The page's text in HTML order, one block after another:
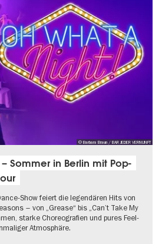
© Barbara Braun / BAR JEDER VERNUNFT
Sommer in Berlin mit Pop-
Show feiert die legendären Hits von
– von „Grease“ bis „Can’t Take My
starke Choreografien und pures Feel-
Atmosphäre.